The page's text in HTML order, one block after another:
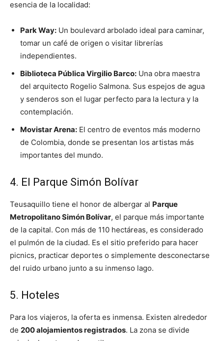
esencia de la localidad:
Park Way: Un boulevard arbolado ideal para caminar,
tomar un café de origen o visitar librerías
independientes.
Biblioteca Pública Virgilio Barco: Una obra maestra
del arquitecto Rogelio Salmona. Sus espejos de agua
y senderos son el lugar perfecto para la lectura y la
contemplación.
Movistar Arena: El centro de eventos más moderno
de Colombia, donde se presentan los artistas más
importantes del mundo.
4. El Parque Simón Bolívar
Teusaquillo tiene el honor de albergar al Parque
Metropolitano Simón Bolívar, el parque más importante
de la capital. Con más de 110 hectáreas, es considerado
el pulmón de la ciudad. Es el sitio preferido para hacer
picnics, practicar deportes o simplemente desconectarse
del ruido urbano junto a su inmenso lago.
5. Hoteles
Para los viajeros, la oferta es inmensa. Existen alrededor
de 200 alojamientos registrados. La zona se divide